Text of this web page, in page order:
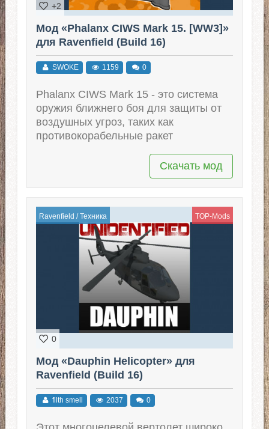
+2
Мод «Phalanx CIWS Mark 15. [WW3]»
для Ravenfield (Build 16)
SWOKE 1159 0
Phalanx CIWS Mark 15 - это система
оружия ближнего боя для защиты от
воздушных угроз, таких как
противокорабельные ракет
Скачать мод
Ravenfield /Техника TOP-Mods
0
Мод «Dauphin Helicopter» для
Ravenfield (Build 16)
filth smell 2037 0